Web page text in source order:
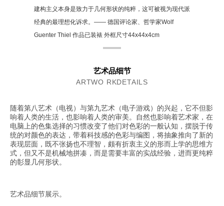
建构主义本身是致力于几何形状的纯粹，这可被视为现代派
经典的最理想化诉求。—— 德国评论家、哲学家Wolf
Guenter Thiel 作品已装裱 外框尺寸44x44x4cm
艺术品细节
ARTWO RKDETAILS
随着第八艺术（电视）与第九艺术（电子游戏）的兴起，它不但影
响着人类的生活，也影响着人类的审美。自然也影响着艺术家，在
电脑上的色集选择的习惯改变了他们对色彩的一般认知，摆脱于传
统的对颜色的表达，带着科技感的色彩与编图，将抽象推向了新的
表现层面，既不张扬也不理智，颇有折衷主义的形而上学的思维方
式，但又不是机械地拼凑，而是需要丰富的实战经验，进而更纯粹
的彰显几何形状。
艺术品细节展示。